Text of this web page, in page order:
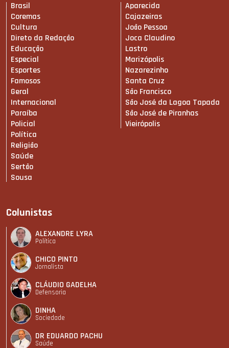
Brasil
Coremas
Cultura
Direto da Redação
Educação
Especial
Esportes
Famosos
Geral
Internacional
Paraíba
Policial
Política
Religião
Saúde
Sertão
Sousa
Aparecida
Cajazeiras
João Pessoa
Joca Claudino
Lastro
Marizópolis
Nazarezinho
Santa Cruz
São Francisco
São José da Lagoa Tapada
São José de Piranhas
Vieirópolis
Colunistas
ALEXANDRE LYRA
Política
CHICO PINTO
Jornalista
CLÁUDIO GADELHA
Defensoria
DINHA
Sociedade
DR EDUARDO PACHU
Saúde